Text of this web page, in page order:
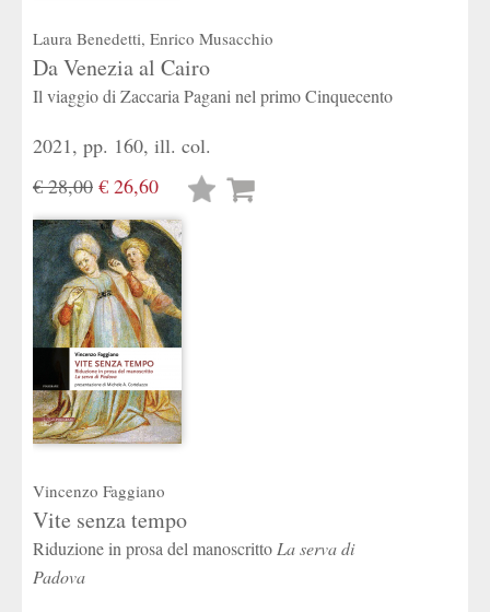
Laura Benedetti, Enrico Musacchio
Da Venezia al Cairo
Il viaggio di Zaccaria Pagani nel primo Cinquecento
2021, pp. 160, ill. col.
€ 28,00 € 26,60
Lista
Vincenzo Faggiano
Vite senza tempo
Riduzione in prosa del manoscritto La servadi
Padova